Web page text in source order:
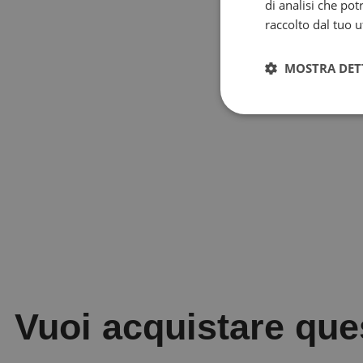
Vuoi acquistare
di analisi che
raccolto dal tuo
MOSTRA